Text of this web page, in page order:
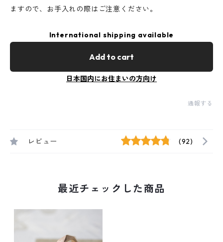
ますので、お手入れの際はご注意ください。
International shipping available
Add to cart
日本国内にお住まいの方向け
通報する
レビュー (92)
最近チェックした商品